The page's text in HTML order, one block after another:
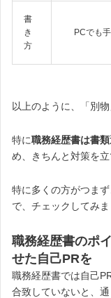
書
き
方
PCでも
以上のように、「別
特に職務経歴書は書
め、きちんと対策を立
特に多くの方がつま
で、チェックしてみま
職務経歴書のポ
せた自己PRを
職務経歴書では自己
合致していないと、